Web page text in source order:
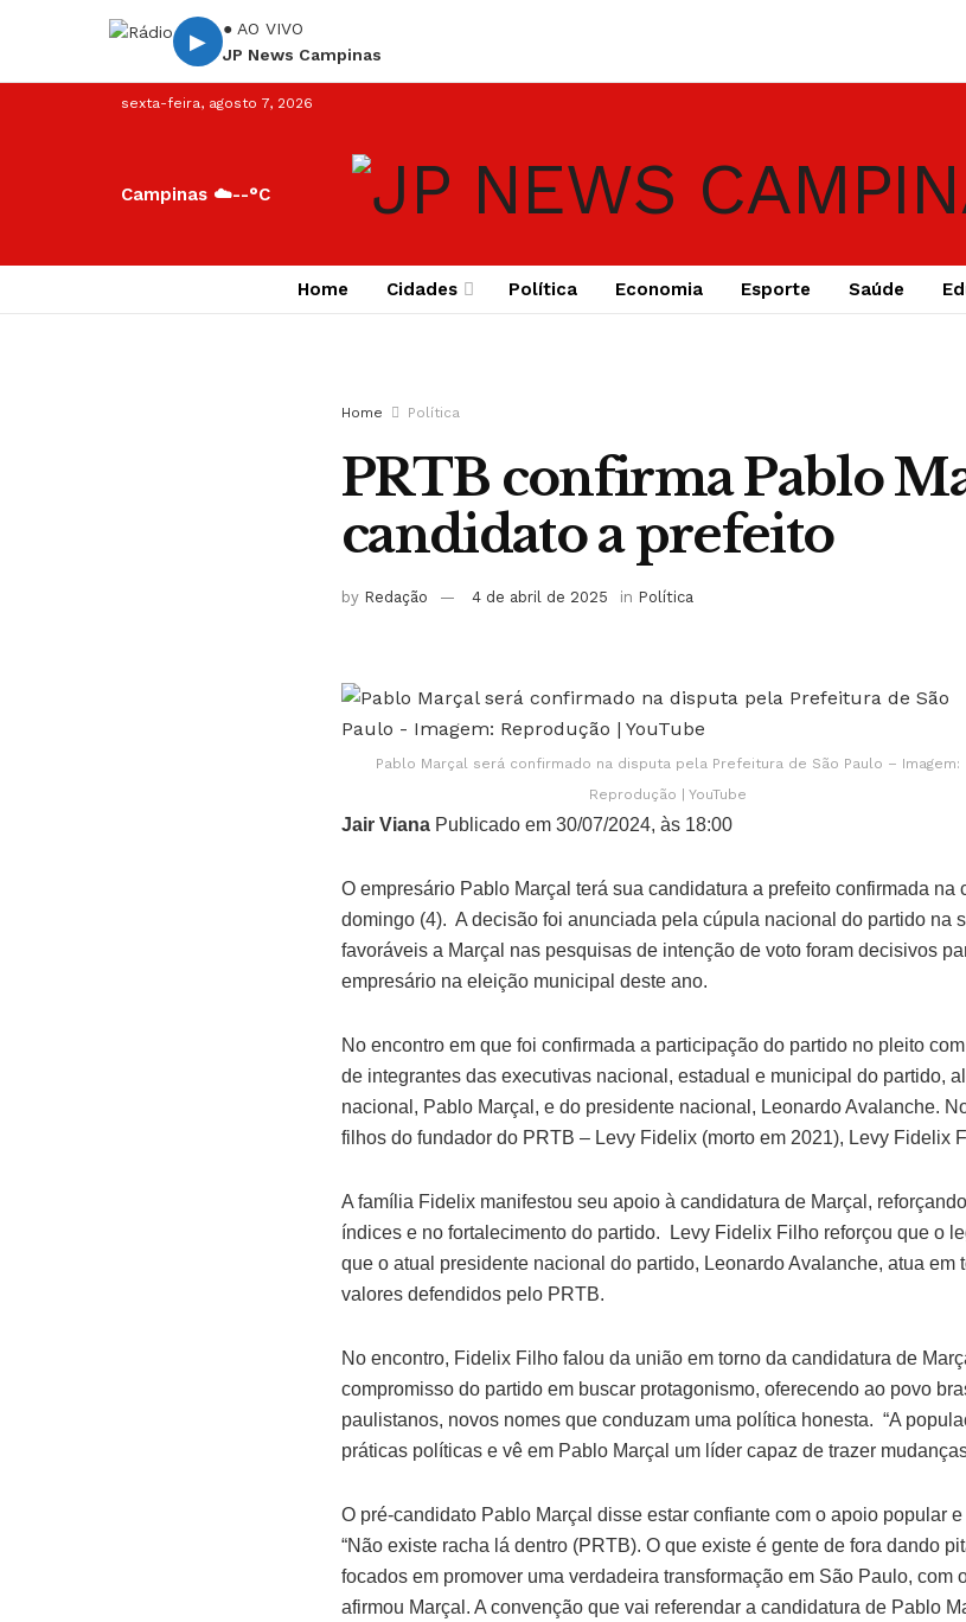
▶
● AO VIVO
JP News Campinas
sexta-feira, agosto 7, 2026
Campinas ☁️--°C
Home Cidades Política Economia Esporte Saúde
Home Política
PRTB confirma Pablo
candidato a prefeito
by Redação 4 de abril de 2025 in Política
Pablo Marçal será confirmado na disputa pela Prefeitura de São Paulo – Imagem:
Reprodução | YouTube
Jair Viana Publicado em 30/07/2024, às 18:00
O empresário Pablo Marçal terá sua candidatura a prefeito confirmada
domingo (4). A decisão foi anunciada pela cúpula nacional do partido na
favoráveis a Marçal nas pesquisas de intenção de voto foram decisivos
empresário na eleição municipal deste ano.
No encontro em que foi confirmada a participação do partido no pleito
de integrantes das executivas nacional, estadual e municipal do partido,
nacional, Pablo Marçal, e do presidente nacional, Leonardo Avalanche.
filhos do fundador do PRTB – Levy Fidelix (morto em 2021), Levy Fidelix
A família Fidelix manifestou seu apoio à candidatura de Marçal,
índices e no fortalecimento do partido. Levy Fidelix Filho reforçou que o
que o atual presidente nacional do partido, Leonardo Avalanche, atua em
valores defendidos pelo PRTB.
No encontro, Fidelix Filho falou da união em torno da candidatura de
compromisso do partido em buscar protagonismo, oferecendo ao povo
paulistanos, novos nomes que conduzam uma política honesta. “A
práticas políticas e vê em Pablo Marçal um líder capaz de trazer
O pré-candidato Pablo Marçal disse estar confiante com o apoio popular
“Não existe racha lá dentro (PRTB). O que existe é gente de fora dando
focados em promover uma verdadeira transformação em São Paulo, com
afirmou Marçal. A convenção que vai referendar a candidatura de Pablo